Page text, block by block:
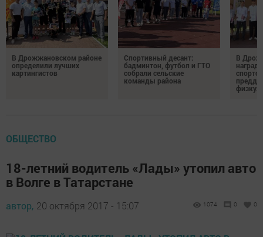
В Дрожжановском районе
определили лучших
картингистов
Спортивный десант:
бадминтон, футбол и ГТО
собрали сельские
команды района
В
ОБЩЕСТВО
18-летний водитель «Лады» утопил авто
в Волге в Татарстане
автор, 20 октября 2017 - 15:07 1074 0 0